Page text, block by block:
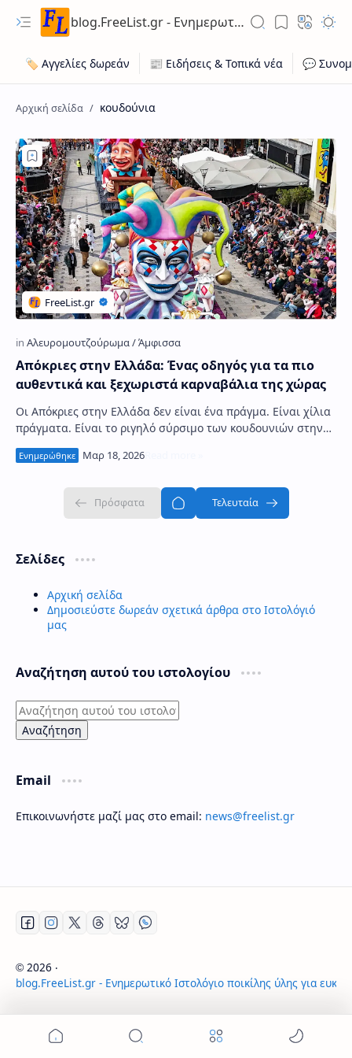
blog.FreeList.gr - Ενημερωτικό Ιστολόγιο ποικίλης ύλης για ευκαιρίες εργασίας, ακίνητων, οχήματων
κουδούνια
Απόκριες στην Ελλάδα: Ένας οδηγός για τα πιο
αυθεντικά και ξεχωριστά καρναβάλια της χώρας
Οι Απόκριες στην Ελλάδα δεν είναι ένα πράγμα. Είναι χίλια
πράγματα. Είναι το ριγηλό σύρσιμο των κουδουνιών στην
Σελίδες
Αρχική σελίδα
Δημοσιεύστε δωρεάν σχετικά άρθρα στο Ιστολόγιό
μας
Αναζήτηση αυτού του ιστολογίου
Email
Επικοινωνήστε μαζί μας στο email: news@freelist.gr
© 2026 ‧
blog.FreeList.gr - Ενημερωτικό Ιστολόγιο ποικίλης ύλης για